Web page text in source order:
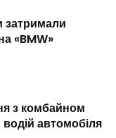
затримали
«BMW»
з комбайном
автомобіля